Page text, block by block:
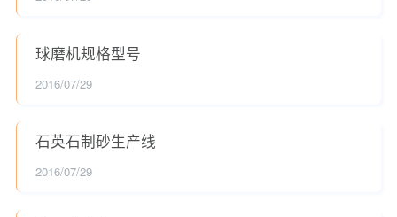
球磨机规格型号
2016/07/29
石英石制砂生产线
2016/07/29